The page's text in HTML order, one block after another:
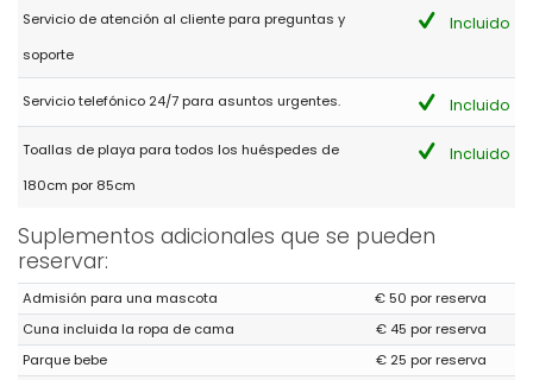
Servicio de atención al cliente para preguntas y
soporte
Incluido
Servicio telefónico 24/7 para asuntos urgentes. Incluido
Toallas de playa para todos los huéspedes de
180cm por 85cm
Incluido
Suplementos adicionales que se pueden
reservar:
Admisión para una mascota
€ 50 por reserva
Cuna incluida la ropa de cama
€ 45 por reserva
Parque bebe
€ 25 por reserva